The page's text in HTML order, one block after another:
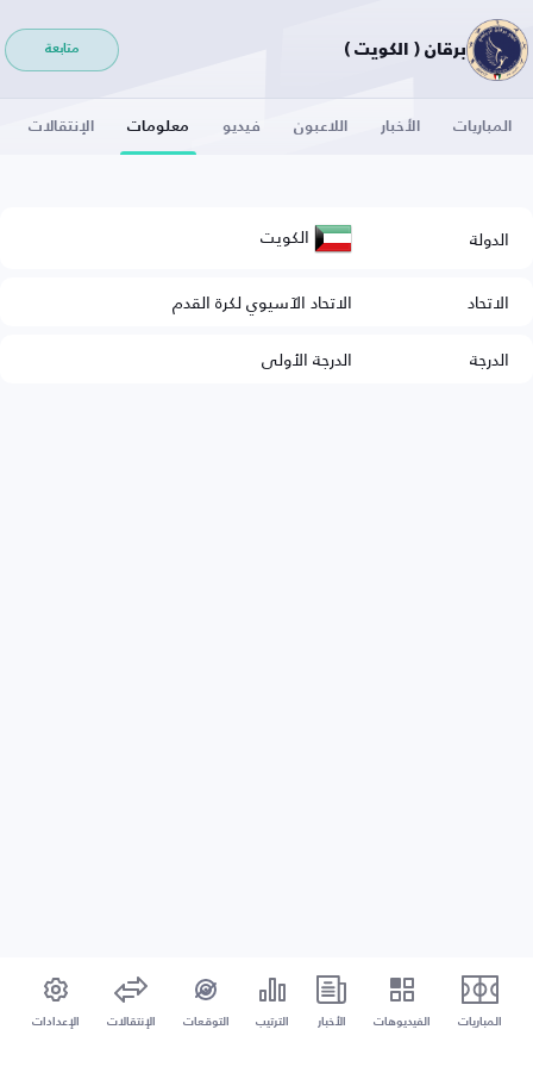
برقان ( الكويت ) متابعة
المباريات الأخبار اللاعبون فيديو معلومات الإنتقالات
الدولة الكويت
الاتحاد
الاتحاد الآسيوي لكرة القدم
الدرجة
الدرجة الأولى
المباريات الفيديوهات الأخبار الترتيب التوقعات الإنتقالات الإعدادات